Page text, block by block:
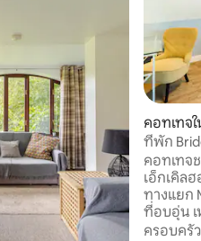
คอทเทจ
ที่พัก
คอทเทจ
เอ็กเคิล
ทางแยก M6 14 แ
ที่อบอุ่น
สแตฟฟอ
ครอบครัว